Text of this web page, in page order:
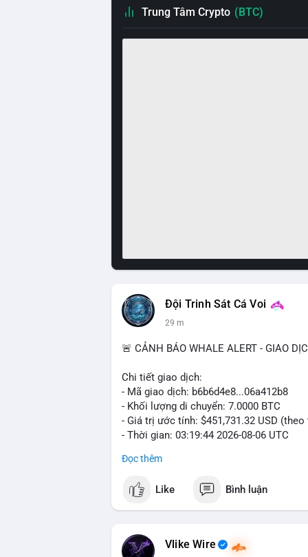
Trung Tâm Crypto (BTC)
Đội Trinh Sát Cá Voi
29 m
🚨 CẢNH BÁO WHALE ALERT - GIAO
Chi tiết giao dịch:
- Mã giao dịch: b6b6d4e8...06a412b8
- Khối lượng di chuyển: 7.0000 BTC
- Giá trị ước tính: $451,731.32 USD (theo
- Thời gian: 03:19:44 2026-08-06 UTC
Nhận định phân tích:
nằm ở mức trung bình so với các giao
trực tiếp lên thị trường. Với mức giá
thể bị ảnh hưởng nhẹ, nhưng không đủ
Đọc thêm
Like Bình luận
Vlike Wire